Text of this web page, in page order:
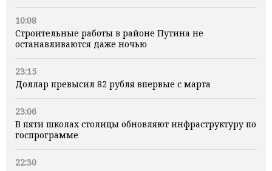
10:08
Строительные работы в районе Путина не
останавливаются даже ночью
23:15
Доллар превысил 82 рубля впервые с марта
23:06
В пяти школах столицы обновляют инфраструктуру по
госпрограмме
22:30